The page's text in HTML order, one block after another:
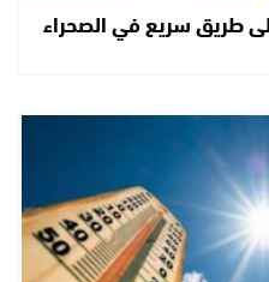
طريق سريع في الصحراء